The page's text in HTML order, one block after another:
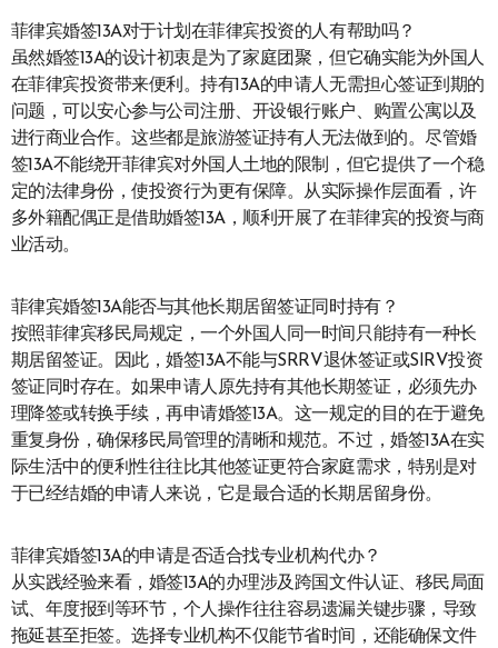
菲律宾婚签13A对于计划在菲律宾投资的人有帮助吗？
虽然婚签13A的设计初衷是为了家庭团聚，但它确实能为外国人
在菲律宾投资带来便利。持有13A的申请人无需担心签证到期的
问题，可以安心参与公司注册、开设银行账户、购置公寓以及
进行商业合作。这些都是旅游签证持有人无法做到的。尽管婚
签13A不能绕开菲律宾对外国人土地的限制，但它提供了一个稳
定的法律身份，使投资行为更有保障。从实际操作层面看，许
多外籍配偶正是借助婚签13A，顺利开展了在菲律宾的投资与商
业活动。
菲律宾婚签13A能否与其他长期居留签证同时持有？
按照菲律宾移民局规定，一个外国人同一时间只能持有一种长
期居留签证。因此，婚签13A不能与SRRV退休签证或SIRV投资
签证同时存在。如果申请人原先持有其他长期签证，必须先办
理降签或转换手续，再申请婚签13A。这一规定的目的在于避免
重复身份，确保移民局管理的清晰和规范。不过，婚签13A在实
际生活中的便利性往往比其他签证更符合家庭需求，特别是对
于已经结婚的申请人来说，它是最合适的长期居留身份。
菲律宾婚签13A的申请是否适合找专业机构代办？
从实践经验来看，婚签13A的办理涉及跨国文件认证、移民局面
试、年度报到等环节，个人操作往往容易遗漏关键步骤，导致
拖延甚至拒签。选择专业机构不仅能节省时间，还能确保文件